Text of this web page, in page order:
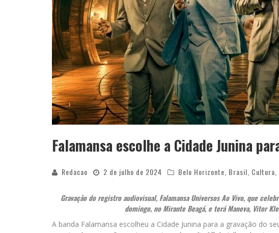
Falamansa escolhe a Cidade Junina
Redacao 2 de julho de 2024 Belo Horizonte Brasil Cultura
Gravação do registro audiovisual, Falamansa Universos Ao Vivo, que
domingo, no Mirante Beagá, e terá Maneva, Vitor
A banda Falamansa escolheu a Cidade Junina para a gravação do